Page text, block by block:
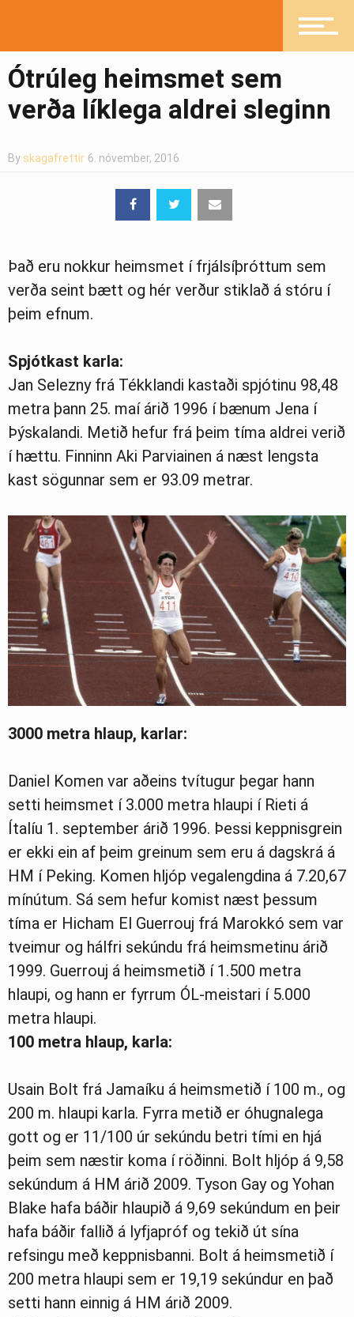
Ljósmyndasafn
Ótrúleg heimsmet sem
verða líklega aldrei sleginn
By skagafrettir 6. nóvember, 2016
Það eru nokkur heimsmet í frjálsíþróttum sem
verða seint bætt og hér verður stiklað á stóru í
þeim efnum.
Spjótkast karla:
Jan Selezny frá Tékklandi kastaði spjótinu 98,48
metra þann 25. maí árið 1996 í bænum Jena í
Þýskalandi. Metið hefur frá þeim tíma aldrei verið
í hættu. Finninn Aki Parviainen á næst lengsta
kast sögunnar sem er 93.09 metrar.
3000 metra hlaup, karlar:
Daniel Komen var aðeins tvítugur þegar hann
setti heimsmet í 3.000 metra hlaupi í Rieti á
Ítalíu 1. september árið 1996. Þessi keppnisgrein
er ekki ein af þeim greinum sem eru á dagskrá á
HM í Peking. Komen hljóp vegalengdina á 7.20,67
mínútum. Sá sem hefur komist næst þessum
tíma er Hicham El Guerrouj frá Marokkó sem var
tveimur og hálfri sekúndu frá heimsmetinu árið
1999. Guerrouj á heimsmetið í 1.500 metra
hlaupi, og hann er fyrrum ÓL-meistari í 5.000
metra hlaupi.
100 metra hlaup, karla:
Usain Bolt frá Jamaíku á heimsmetið í 100 m., og
200 m. hlaupi karla. Fyrra metið er óhugnalega
gott og er 11/100 úr sekúndu betri tími en hjá
þeim sem næstir koma í röðinni. Bolt hljóp á 9,58
sekúndum á HM árið 2009. Tyson Gay og Yohan
Blake hafa báðir hlaupið á 9,69 sekúndum en þeir
hafa báðir fallið á lyfjapróf og tekið út sína
refsingu með keppnisbanni. Bolt á heimsmetið í
200 metra hlaupi sem er 19,19 sekúndur en það
setti hann einnig á HM árið 2009.